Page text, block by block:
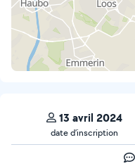
13 avril 2024
date d’inscription